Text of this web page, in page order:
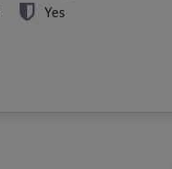
Yes